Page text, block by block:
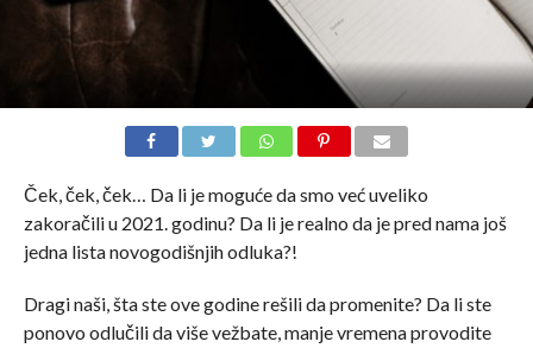
Ček, ček, ček… Da li je moguće da smo već uveliko
zakoračili u 2021. godinu? Da li je realno da je pred nama još
jedna lista novogodišnjih odluka?!
Dragi naši, šta ste ove godine rešili da promenite? Da li ste
ponovo odlučili da više vežbate, manje vremena provodite